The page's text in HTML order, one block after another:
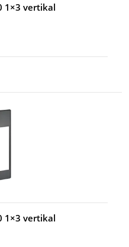
1×3 vertikal
1×3 vertikal